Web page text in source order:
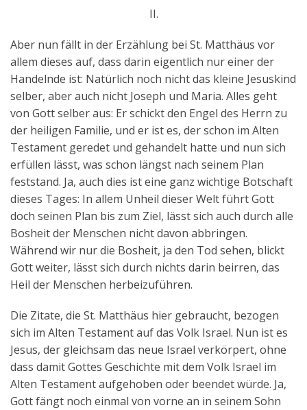
II.
Aber nun fällt in der Erzählung bei St. Matthäus vor
allem dieses auf, dass darin eigentlich nur einer der
Handelnde ist: Natürlich noch nicht das kleine Jesuskind
selber, aber auch nicht Joseph und Maria. Alles geht
von Gott selber aus: Er schickt den Engel des Herrn zu
der heiligen Familie, und er ist es, der schon im Alten
Testament geredet und gehandelt hatte und nun sich
erfüllen lässt, was schon längst nach seinem Plan
feststand. Ja, auch dies ist eine ganz wichtige Botschaft
dieses Tages: In allem Unheil dieser Welt führt Gott
doch seinen Plan bis zum Ziel, lässt sich auch durch alle
Bosheit der Menschen nicht davon abbringen.
Während wir nur die Bosheit, ja den Tod sehen, blickt
Gott weiter, lässt sich durch nichts darin beirren, das
Heil der Menschen herbeizuführen.
Die Zitate, die St. Matthäus hier gebraucht, bezogen
sich im Alten Testament auf das Volk Israel. Nun ist es
Jesus, der gleichsam das neue Israel verkörpert, ohne
dass damit Gottes Geschichte mit dem Volk Israel im
Alten Testament aufgehoben oder beendet würde. Ja,
Gott fängt noch einmal von vorne an in seinem Sohn